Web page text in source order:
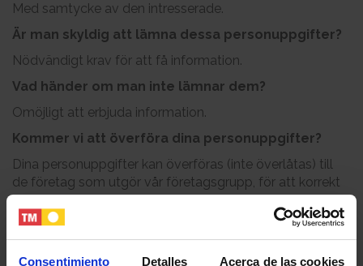
Consentimiento Detalles Acerca de las cookies
Med samtycke av den intresserade.
Är man skyldig att lämna dessa personuppgifter?
Nödvändigt krav för att få information.
Vad händer om man inte lämnar dem?
Omöjligt att erbjuda information.
Kommer vi att överföra dina personuppgifter?
Dina personuppgifter kan överföras (inte överlåtas) till
de företag som utgör vår företagsgrupp, för att korrekt
hantera informationen om våra produkter eller tjänster
som ett resultat av centraliseringen av den kommersiella
avdelningen inom gruppen baserat på administratörens
legitima intressen.